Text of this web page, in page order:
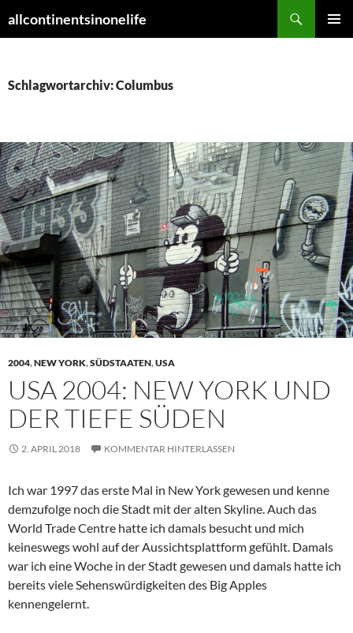
Inhalt
allcontinentsinonelife
Schlagwortarchiv: Columbus
2004,NEW YORK,SÜDSTAATEN,USA
USA 2004: NEW YORK UND
DER TIEFE SÜDEN
2. APRIL 2018 KOMMENTAR HINTERLASSEN
Ich war 1997 das erste Mal in New York gewesen und kenne
demzufolge noch die Stadt mit der alten Skyline. Auch das
World Trade Centre hatte ich damals besucht und mich
keineswegs wohl auf der Aussichtsplattform gefühlt. Damals
war ich eine Woche in der Stadt gewesen und damals hatte ich
bereits viele Sehenswürdigkeiten des Big Apples
kennengelernt.